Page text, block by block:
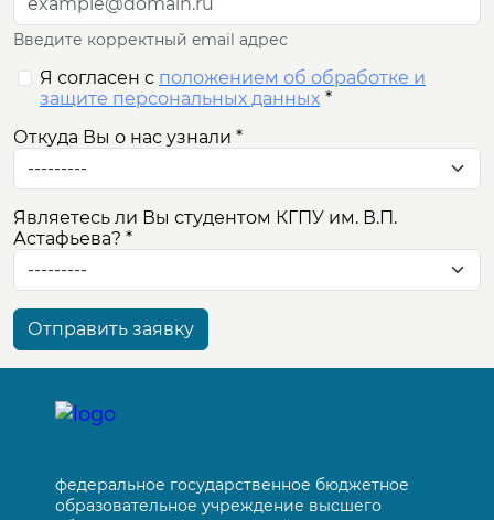
ДОПОЛНИТЕЛЬНОЕ
ОБРАЗОВАНИЕ
Введите корректный email адрес
Я согласен с положением об обработке и
защите персональных данных *
Откуда Вы о нас узнали *
Являетесь ли Вы студентом КГПУ им. В.П.
Астафьева? *
Отправить заявку
федеральное государственное бюджетное
образовательное учреждение высшего